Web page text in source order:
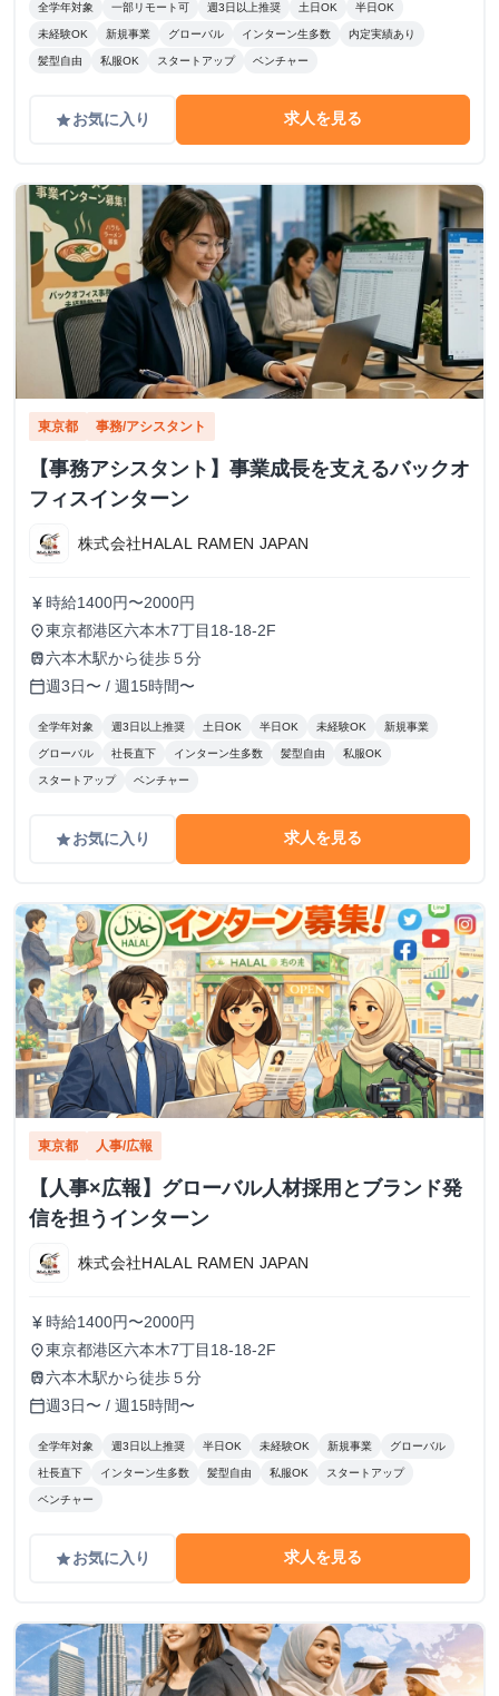
全学年対象 一部リモート可 週3日以上推奨 土日OK 半日OK
未経験OK 新規事業 グローバル インターン生多数 内定実績あり
髪型自由 私服OK スタートアップ ベンチャー
gradeお気に入り 求人を見る
東京都 事務/アシスタント
【事務アシスタント】事業成長を支えるバックオ
フィスインターン
株式会社HALAL RAMEN JAPAN
currency_yen 時給1400円〜2000円
place東京都港区六本木7丁目18-18-2F
train六本木駅から徒歩５分
calendar_today週3日〜 / 週15時間〜
全学年対象 週3日以上推奨 土日OK 半日OK 未経験OK 新規事業
グローバル 社長直下 インターン生多数 髪型自由 私服OK
スタートアップ ベンチャー
gradeお気に入り 求人を見る
東京都 人事/広報
【人事×広報】グローバル人材採用とブランド発
信を担うインターン
株式会社HALAL RAMEN JAPAN
currency_yen 時給1400円〜2000円
place東京都港区六本木7丁目18-18-2F
train六本木駅から徒歩５分
calendar_today週3日〜 / 週15時間〜
全学年対象 週3日以上推奨 半日OK 未経験OK 新規事業 グローバル
社長直下 インターン生多数 髪型自由 私服OK スタートアップ
ベンチャー
gradeお気に入り 求人を見る